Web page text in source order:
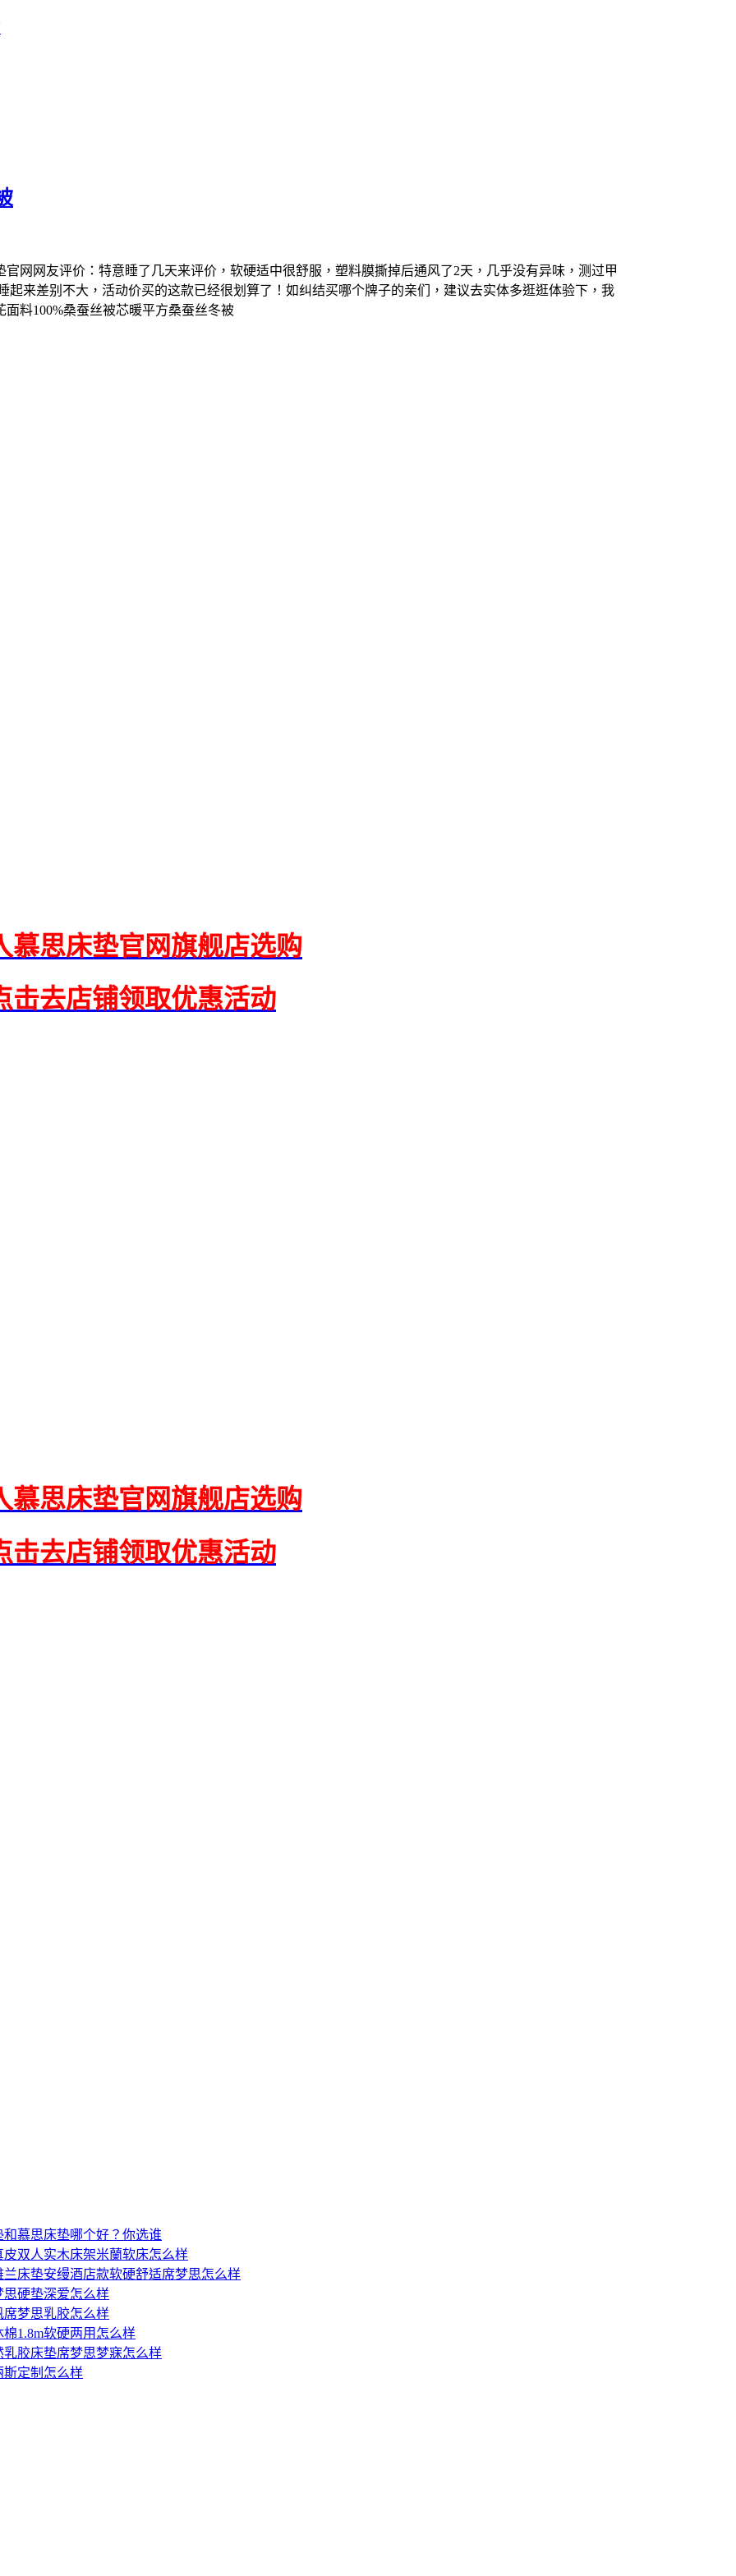
网网友评价：特意睡了几天来评价，软硬适中很舒服，塑料膜撕掉后通风了2天，几乎没有异味，测过甲
来差别不大，活动价买的这款已经很划算了！如纠结买哪个牌子的亲们，建议去实体多逛逛体验下，我
料100%桑蚕丝被芯暖平方桑蚕丝冬被
慕思床垫官网旗舰店选购
击去店铺领取优惠活动
慕思床垫官网旗舰店选购
击去店铺领取优惠活动
和慕思床垫哪个好？你选谁
皮双人实木床架米蘭软床怎么样
兰床垫安缦酒店款软硬舒适席梦思怎么样
思硬垫深爱怎么样
席梦思乳胶怎么样
1.8m软硬两用怎么样
乳胶床垫席梦思梦寐怎么样
斯定制怎么样